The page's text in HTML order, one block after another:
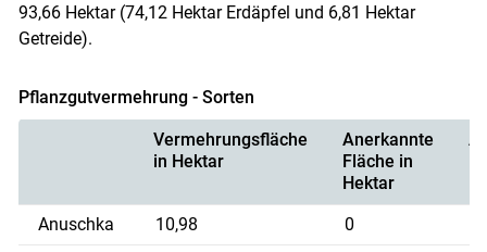
Skip to main content
93,66 Hektar (74,12 Hektar Erdäpfel und 6,81 Hektar
Getreide).
Pflanzgutvermehrung - Sorten
Vermehrungsfläche
in Hektar
Anerkannte
Fläche in
Hektar
Anuschka 10,98 0